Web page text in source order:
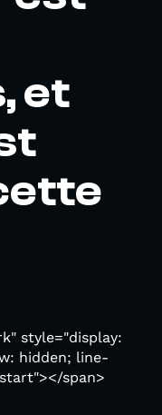
et
style="display:
hidden; line-
</span>